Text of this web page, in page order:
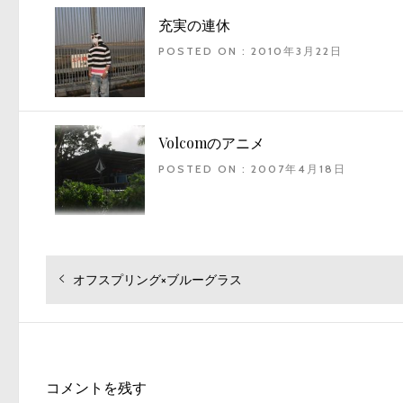
充実の連休
POSTED ON : 2010年3月22日
Volcomのアニメ
POSTED ON : 2007年4月18日
投
ゲ
過
の
オフスプリング×ブルーグラス
コメントを残す